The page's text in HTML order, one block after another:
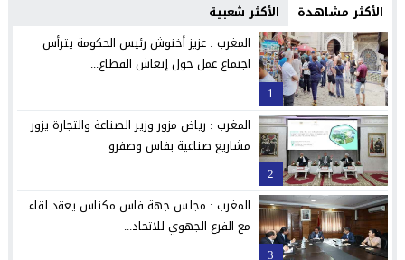
الأكثر مشاهدة الأكثر شعبية
1
المغرب : عزيز أخنوش رئيس الحكومة يترأس
اجتماع عمل حول إنعاش القطاع...
2
المغرب : رياض مزور وزير الصناعة والتجارة يزور
مشاريع صناعية بفاس وصفرو
3
المغرب : مجلس جهة فاس مكناس يعقد لقاء
مع الفرع الجهوي للاتحاد...